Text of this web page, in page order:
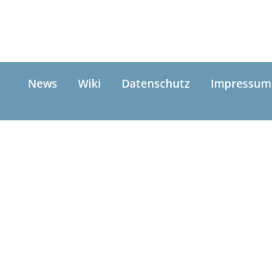
News Wiki Datenschutz Impressum